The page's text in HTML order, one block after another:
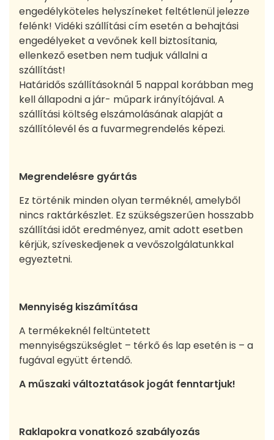
engedélyköteles helyszíneket feltétlenül jelezze
felénk! Vidéki szállítási cím esetén a behajtási
engedélyeket a vevőnek kell biztosítania,
ellenkező esetben nem tudjuk vállalni a
szállítást!
Határidős szállításoknál 5 nappal korábban meg
kell állapodni a jár- műpark irányítójával. A
szállítási költség elszámolásának alapját a
szállítólevél és a fuvarmegrendelés képezi.
Megrendelésre gyártás
Ez történik minden olyan terméknél, amelyből
nincs raktárkészlet. Ez szükségszerűen hosszabb
szállítási időt eredményez, amit adott esetben
kérjük, szíveskedjenek a vevőszolgálatunkkal
egyeztetni.
Mennyiség kiszámítása
A termékeknél feltüntetett
mennyiségszükséglet – térkő és lap esetén is – a
fugával együtt értendő.
A műszaki változtatások jogát fenntartjuk!
Raklapokra vonatkozó szabályozás